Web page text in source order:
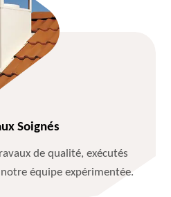
Soignés
de qualité, exécutés
équipe expérimentée.